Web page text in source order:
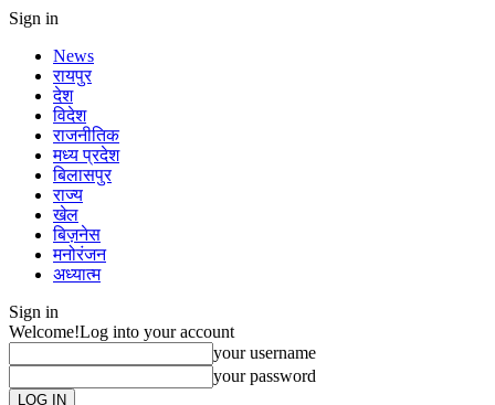
Sign in
News
रायपुर
देश
विदेश
राजनीतिक
मध्य प्रदेश
बिलासपुर
राज्य
खेल
बिज़नेस
मनोरंजन
अध्यात्म
Sign in
Welcome!Log into your account
your username
your password